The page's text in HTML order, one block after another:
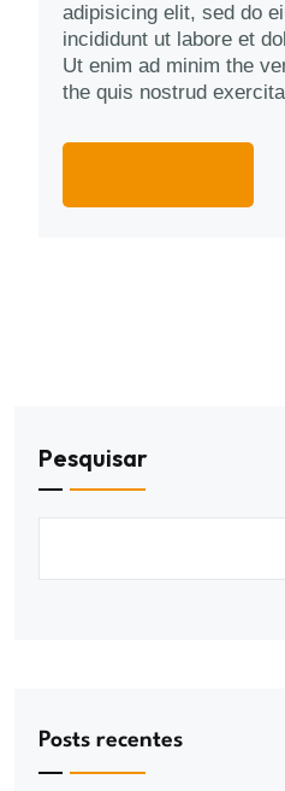
adipisicing elit, sed do
incididunt ut labore et
Ut enim ad minim the
the quis nostrud
Pesquisar
Posts recentes